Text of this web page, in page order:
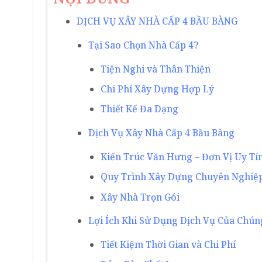
DỊCH VỤ XÂY NHÀ CẤP 4 BẦU BÀNG
Tại Sao Chọn Nhà Cấp 4?
Tiện Nghi và Thân Thiện
Chi Phí Xây Dựng Hợp Lý
Thiết Kế Đa Dạng
Dịch Vụ Xây Nhà Cấp 4 Bầu Bàng
Kiến Trúc Văn Hưng – Đơn Vị Uy
Quy Trình Xây Dựng Chuyên
Xây Nhà Trọn Gói
Lợi Ích Khi Sử Dụng Dịch Vụ Của
Tiết Kiệm Thời Gian và Chi Phí